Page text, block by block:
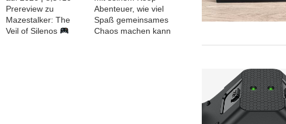
Prereview zu
Mazestalker: The
Veil of Silenos
Abenteuer, wie viel
Spaß gemeinsames
Chaos machen kann